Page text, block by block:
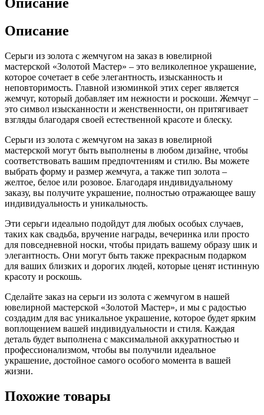
Описание
Серьги из золота с жемчугом на заказ в ювелирной
мастерской «Золотой Мастер» – это великолепное украшение,
которое сочетает в себе элегантность, изысканность и
неповторимость. Главной изюминкой этих серег является
жемчуг, который добавляет им нежности и роскоши. Жемчуг –
это символ изысканности и женственности, он притягивает
взгляды благодаря своей естественной красоте и блеску.
Серьги из золота с жемчугом на заказ в ювелирной
мастерской могут быть выполнены в любом дизайне, чтобы
соответствовать вашим предпочтениям и стилю. Вы можете
выбрать форму и размер жемчуга, а также тип золота –
желтое, белое или розовое. Благодаря индивидуальному
заказу, вы получите украшение, полностью отражающее вашу
индивидуальность и уникальность.
Эти серьги идеально подойдут для любых особых случаев,
таких как свадьба, вручение награды, вечеринка или просто
для повседневной носки, чтобы придать вашему образу шик и
элегантность. Они могут быть также прекрасным подарком
для ваших близких и дорогих людей, которые ценят истинную
красоту и роскошь.
Сделайте заказ на серьги из золота с жемчугом в нашей
ювелирной мастерской «Золотой Мастер», и мы с радостью
создадим для вас уникальное украшение, которое будет ярким
воплощением вашей индивидуальности и стиля. Каждая
деталь будет выполнена с максимальной аккуратностью и
профессионализмом, чтобы вы получили идеальное
украшение, достойное самого особого момента в вашей
жизни.
Похожие товары